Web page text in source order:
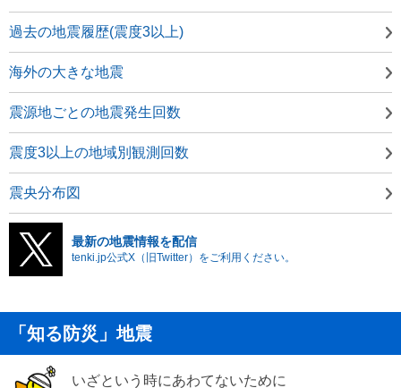
過去の地震履歴(震度3以上)
海外の大きな地震
震源地ごとの地震発生回数
震度3以上の地域別観測回数
震央分布図
最新の地震情報を配信
tenki.jp公式X（旧Twitter）をご利用ください。
「知る防災」地震
いざという時にあわてないために